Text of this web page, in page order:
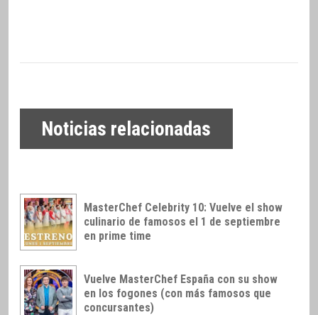
Noticias relacionadas
MasterChef Celebrity 10: Vuelve el show
culinario de famosos el 1 de septiembre
en prime time
Vuelve MasterChef España con su show
en los fogones (con más famosos que
concursantes)